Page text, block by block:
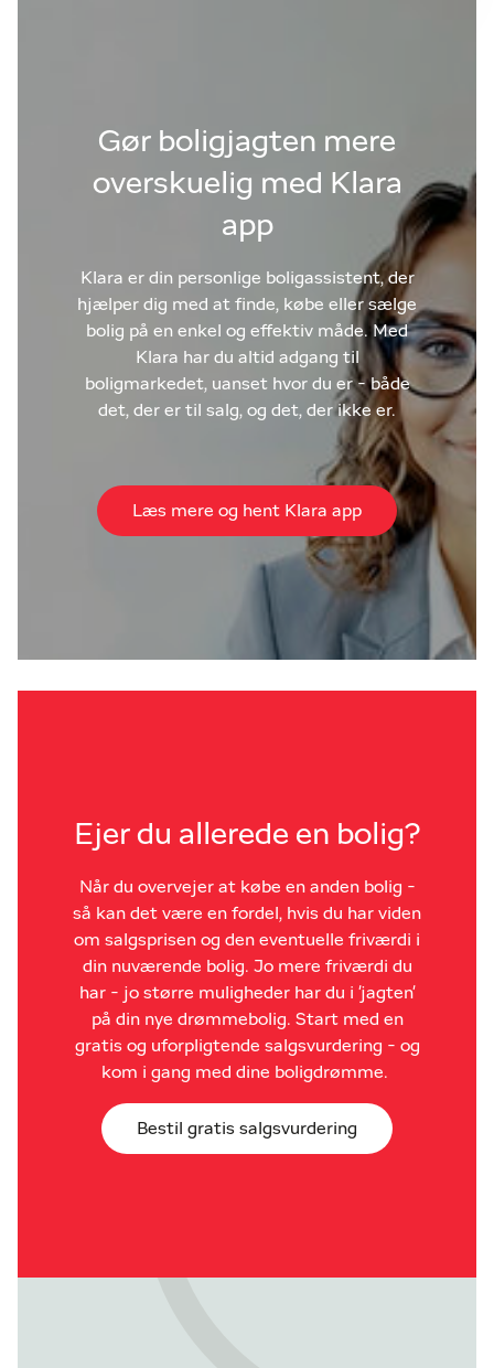
Gør boligjagten mere
overskuelig med Klara
app
Klara er din personlige boligassistent, der
hjælper dig med at finde, købe eller sælge
bolig på en enkel og effektiv måde. Med
Klara har du altid adgang til
boligmarkedet, uanset hvor du er - både
det, der er til salg, og det, der ikke er.
Læs mere og hent Klara app
Ejer du allerede en bolig?
Når du overvejer at købe en anden bolig -
så kan det være en fordel, hvis du har viden
om salgsprisen og den eventuelle friværdi i
din nuværende bolig. Jo mere friværdi du
har - jo større muligheder har du i 'jagten'
på din nye drømmebolig. Start med en
gratis og uforpligtende salgsvurdering - og
kom i gang med dine boligdrømme.
Bestil gratis salgsvurdering